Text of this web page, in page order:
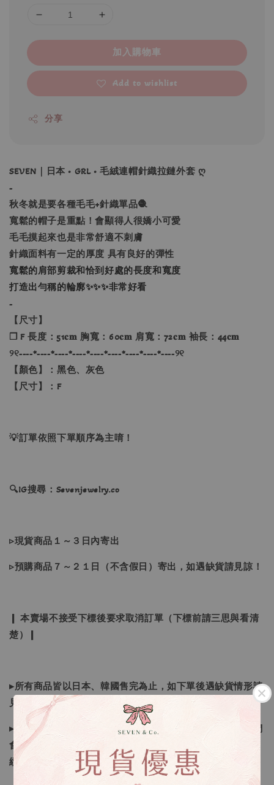
加入購物車
Add to wishlist
分享
SEVEN｜日本 • GRL • 毛絨連帽針織拉鏈外套 ღ
-
秋冬就是要各種毛毛+針織單品🧶
寬鬆的帽子是重點！會顯得人很嬌小可愛
毛毛摸起來也是非常舒適不刺膚
針織面料有一定的厚度 具有良好的彈性
寬鬆的肩部剪裁和恰到好處的長度和寬度
打造出勻稱的輪廓✨✨✨非常好看
-
【尺寸】
❐ F 長度：51𝐜𝐦 胸寬：60𝐜𝐦 肩寬：72𝐜𝐦 袖長：44𝐜𝐦
୨୧----*----*----*----*----*----*----*----*----୨୧
【顏色】：黑色、灰色
【尺寸】：F
💡訂單依照下單順序為主唷！
🔍IG搜尋：Sevenjewelry.co
▹現貨商品１～３日內寄出
▹預購商品７～２１日（不含假日）寄出，如遇缺貨請見諒！
❙ 本賣場不接受下標後要求取消訂單（下標前請三思與看清
楚）❙
▸所有商品皆以日本、韓國售完為止，如下單後遇缺貨情形請
見諒
▸因日本商品貨況和價格是浮動的，若遇到缺貨或者調價我們
會視情況等待下單，若您想要知道即時貨況還請主動聯繫後
續喔